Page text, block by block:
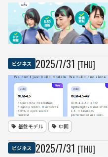
ビジネス 2025/7/31 [THU]
基盤モデル 中国
ビジネス 2025/7/31 [THU]